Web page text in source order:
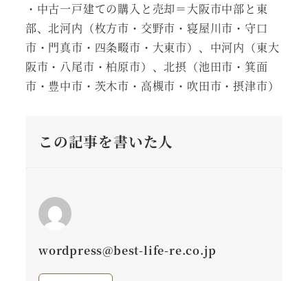
・中古一戸建ての購入と売却＝大阪市中部と東
部、北河内（枚方市・交野市・寝屋川市・守口
市・門真市・四条畷市・大東市）、中河内（東大
阪市・八尾市・柏原市）、北摂（池田市・箕面
市・豊中市・茨木市・高槻市・吹田市・摂津市）
この記事を書いた人
wordpress@best-life-re.co.jp